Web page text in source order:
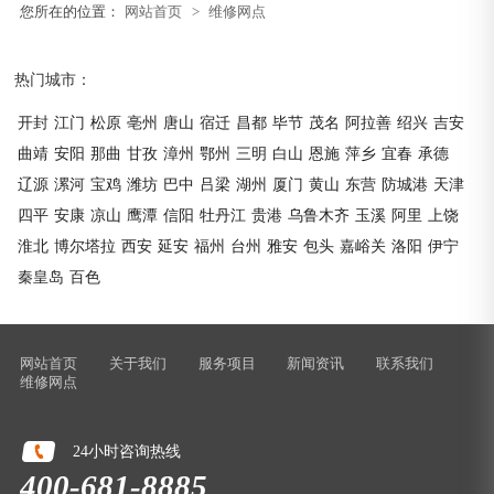
您所在的位置： 网站首页 > 维修网点
热门城市：
开封 江门 松原 亳州 唐山 宿迁 昌都 毕节 茂名 阿拉善 绍兴 吉安
曲靖 安阳 那曲 甘孜 漳州 鄂州 三明 白山 恩施 萍乡 宜春 承德
辽源 漯河 宝鸡 潍坊 巴中 吕梁 湖州 厦门 黄山 东营 防城港 天津
四平 安康 凉山 鹰潭 信阳 牡丹江 贵港 乌鲁木齐 玉溪 阿里
上饶
淮北 博尔塔拉 西安 延安 福州 台州 雅安 包头 嘉峪关 洛阳 伊宁
秦皇岛 百色
网站首页 关于我们 服务项目 新闻资讯
联系我们
维修网点
24小时咨询热线
400-681-8885